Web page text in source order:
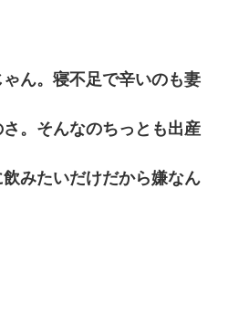
るけど嫁入りするわけじゃない。
しょう」→ その後に結納金の話を
と思うなら慰謝料を払って離婚し
ますね」「お前、これが詐欺だっ
辛い。当たり前のように実家や姪
ん。寝不足で辛いのも妻
。そんなのちっとも出産
みたいだけだから嫌なん